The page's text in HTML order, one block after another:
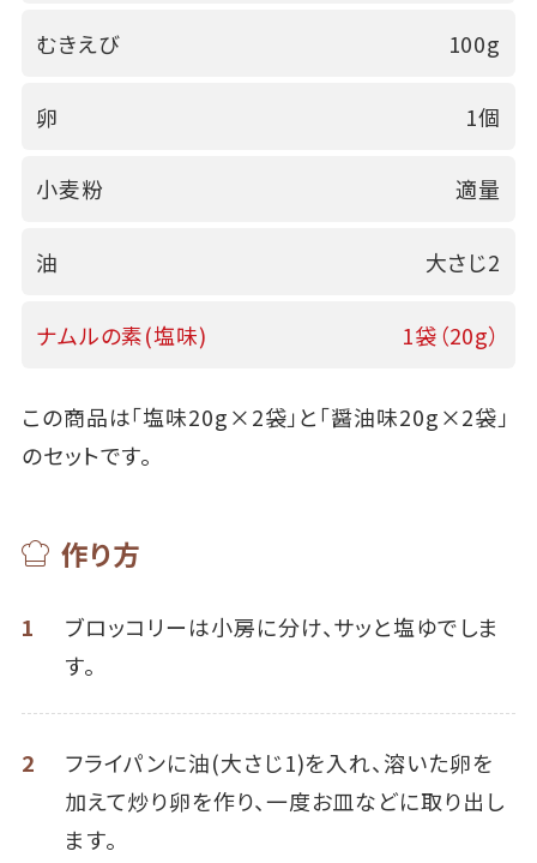
むきえび 100g
卵 1個
小麦粉 適量
油 大さじ2
ナムルの素(塩味) 1袋（20g）
この商品は「塩味20g×2袋」と「醤油味20g×2袋」
のセットです。
作り方
1
ブロッコリーは小房に分け、サッと塩ゆでしま
す。
2
フライパンに油(大さじ1)を入れ、溶いた卵を
加えて炒り卵を作り、一度お皿などに取り出し
ます。